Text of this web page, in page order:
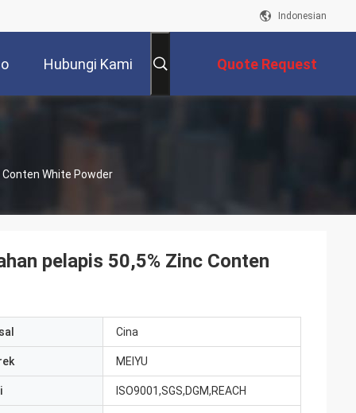
Indonesian
Hubungi Kami Quote Request
White Powder
pelapis 50,5% Zinc Conten
Cina
MEIYU
ISO9001,SGS,DGM,REACH